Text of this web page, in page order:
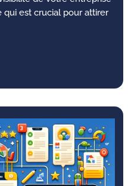
qui est crucial pour attirer